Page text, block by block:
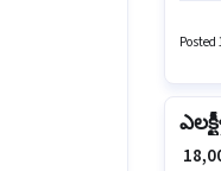
Posted
₹